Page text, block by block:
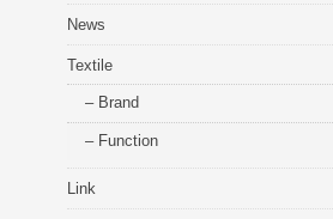
News
Textile
– Brand
– Function
Link